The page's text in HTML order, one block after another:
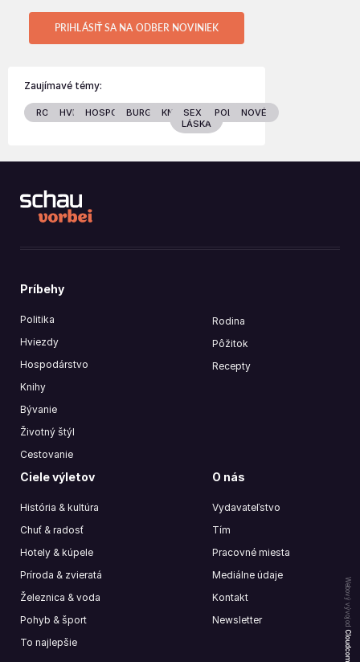
PRIHLÁSIŤ SA NA ODBER NOVINIEK
Zaujímavé témy:
RODINAHVIEZDYHOSPODÁRSTVO
BURGENLAND
KNIHYSEX &
LÁSKA
POLITIKA
NOVÉ
Webový vývoj od
Príbehy
Politika
Hviezdy
Hospodárstvo
Knihy
Bývanie
Životný štýl
Cestovanie
Rodina
Pôžitok
Recepty
Ciele výletov
História & kultúra
Chuť & radosť
Hotely & kúpele
Príroda & zvieratá
Železnica & voda
Pohyb & šport
To najlepšie
O nás
Vydavateľstvo
Tím
Pracovné miesta
Mediálne údaje
Kontakt
Newsletter